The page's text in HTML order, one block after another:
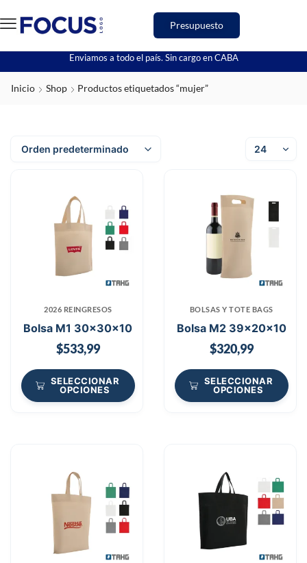
Presupuesto
Enviamos a todo el país. Sin cargo en CABA
Inicio Shop Productos etiquetados “mujer”
2026 REINGRESOS
Bolsa M1 30x30x10
$533,99
SELECCIONAR
OPCIONES
BOLSAS Y TOTE BAGS
Bolsa M2 39x20x10
$320,99
SELECCIONAR
OPCIONES